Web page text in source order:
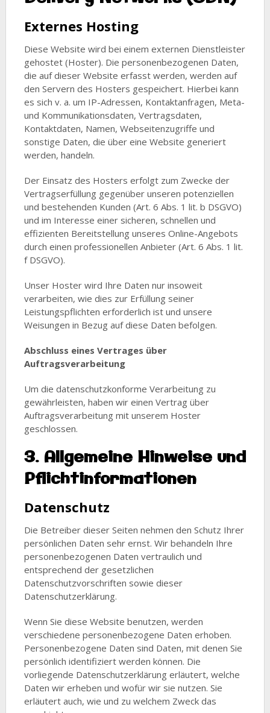
Externes Hosting
Diese Website wird bei einem externen Dienstleister
gehostet (Hoster). Die personenbezogenen Daten,
die auf dieser Website erfasst werden, werden auf
den Servern des Hosters gespeichert. Hierbei kann
es sich v. a. um IP-Adressen, Kontaktanfragen, Meta-
und Kommunikationsdaten, Vertragsdaten,
Kontaktdaten, Namen, Webseitenzugriffe und
sonstige Daten, die über eine Website generiert
werden, handeln.
Der Einsatz des Hosters erfolgt zum Zwecke der
Vertragserfüllung gegenüber unseren potenziellen
und bestehenden Kunden (Art. 6 Abs. 1 lit. b DSGVO)
und im Interesse einer sicheren, schnellen und
effizienten Bereitstellung unseres Online-Angebots
durch einen professionellen Anbieter (Art. 6 Abs. 1 lit.
f DSGVO).
Unser Hoster wird Ihre Daten nur insoweit
verarbeiten, wie dies zur Erfüllung seiner
Leistungspflichten erforderlich ist und unsere
Weisungen in Bezug auf diese Daten befolgen.
Abschluss eines Vertrages über
Auftragsverarbeitung
Um die datenschutzkonforme Verarbeitung zu
gewährleisten, haben wir einen Vertrag über
Auftragsverarbeitung mit unserem Hoster
geschlossen.
3. Allgemeine Hinweise und
Pflichtinformationen
Datenschutz
Die Betreiber dieser Seiten nehmen den Schutz Ihrer
persönlichen Daten sehr ernst. Wir behandeln Ihre
personenbezogenen Daten vertraulich und
entsprechend der gesetzlichen
Datenschutzvorschriften sowie dieser
Datenschutzerklärung.
Wenn Sie diese Website benutzen, werden
verschiedene personenbezogene Daten erhoben.
Personenbezogene Daten sind Daten, mit denen Sie
persönlich identifiziert werden können. Die
vorliegende Datenschutzerklärung erläutert, welche
Daten wir erheben und wofür wir sie nutzen. Sie
erläutert auch, wie und zu welchem Zweck das